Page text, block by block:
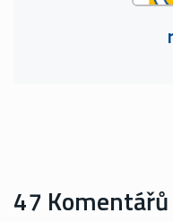
47 Komentářů